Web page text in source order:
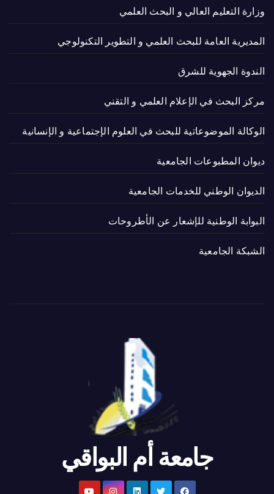
وزارة التعليم العالي و البحث العلمي
المديرية العامة للبحث العلمي و التطوير التكنولوجي
الندوة الجهوية للشرق
مركز البحث في الإعلام العلمي و التقني
الوكالة الموضوعاتية للبحث في العلوم الإجتماعية و الإنسانية
ديوان المطبوعات الجامعية
الديوان الوطني للخدمات الجامعية
البوابة الوطنية للإشعار عن الأطروحات
الشبكة الجامعية
جامعة أم البواقي